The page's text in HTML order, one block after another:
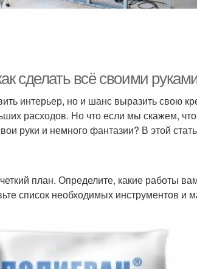
сделать всё своими
интерьер, но и шанс выразить свою
расходов. Но что если мы скажем,
руки и немного фантазии? В этой
план. Определите, какие работы
список необходимых инструментов и